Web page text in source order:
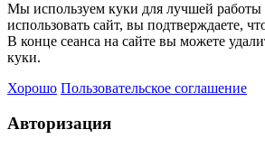
Мы используем куки для лучшей работы
использовать сайт, вы подтверждаете,
В конце сеанса на сайте вы можете
куки.
Хорошо Пользовательское соглашение
Авторизация